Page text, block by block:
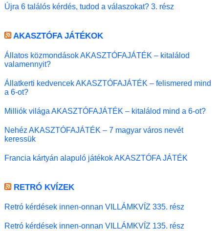
Újra 6 találós kérdés, tudod a válaszokat? 3. rész
AKASZTÓFA JÁTÉKOK
Állatos közmondások AKASZTÓFAJÁTÉK – kitalálod
valamennyit?
Állatkerti kedvencek AKASZTÓFAJÁTÉK – felismered mind
a 6-ot?
Milliók világa AKASZTÓFAJÁTÉK – kitalálod mind a 6-ot?
Nehéz AKASZTÓFAJÁTÉK – 7 magyar város nevét
keressük
Francia kártyán alapuló játékok AKASZTÓFA JÁTÉK
RETRÓ KVÍZEK
Retró kérdések innen-onnan VILLÁMKVÍZ 335. rész
Retró kérdések innen-onnan VILLÁMKVÍZ 135. rész